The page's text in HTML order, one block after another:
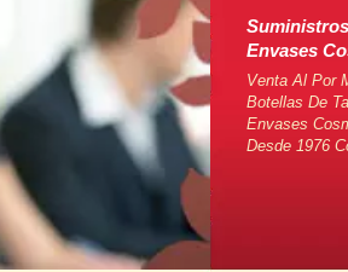
Envases
Venta Al Por
Botellas De
Envases
Desde 1976